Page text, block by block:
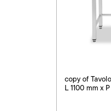
copy of
L 1100 mm x